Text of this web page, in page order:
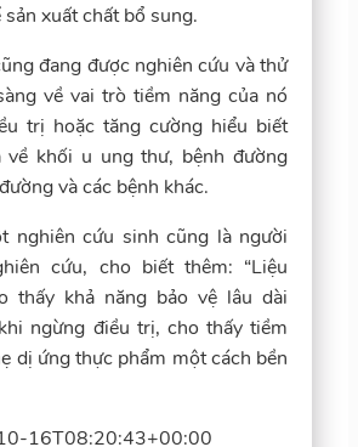
xuất chất bổ sung.
đang được nghiên cứu và thử
về vai trò tiềm năng của nó
trị hoặc tăng cường hiểu biết
về khối u ung thư, bệnh đường
và các bệnh khác.
nghiên cứu sinh cũng là người
cứu, cho biết thêm: “Liệu
thấy khả năng bảo vệ lâu dài
ngừng điều trị, cho thấy tiềm
dị ứng thực phẩm một cách bền
16T08:20:43+00:00